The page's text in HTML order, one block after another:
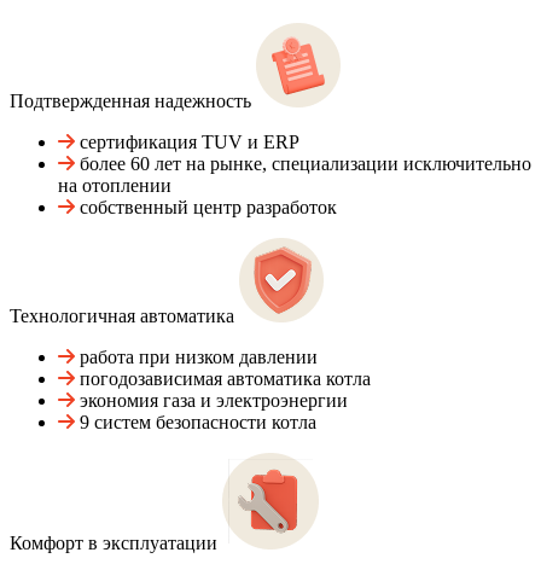
Подтвержденная надежность
сертификация TUV и ERP
более 60 лет на рынке, специализации исключительно
на отоплении
собственный центр разработок
Технологичная автоматика
работа при низком давлении
погодозависимая автоматика котла
экономия газа и электроэнергии
9 систем безопасности котла
Комфорт в эксплуатации